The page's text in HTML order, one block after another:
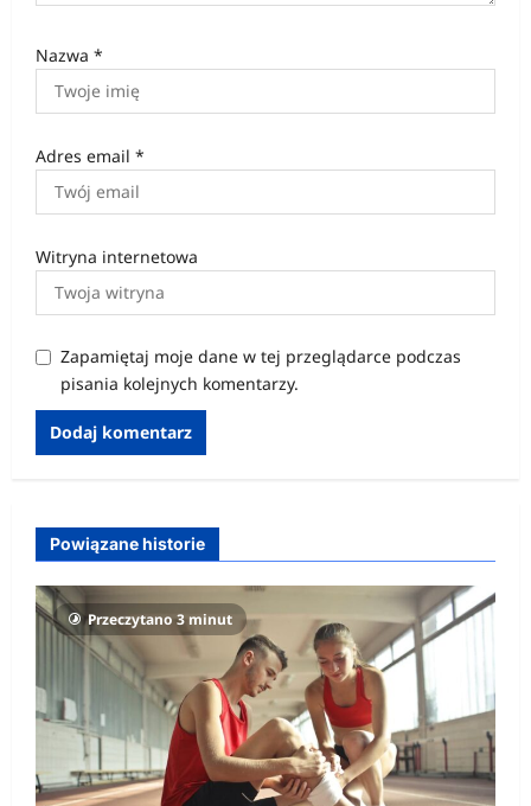
Nazwa *
Adres email *
Witryna internetowa
Zapamiętaj moje dane w tej przeglądarce podczas
pisania kolejnych komentarzy.
Powiązane historie
Przeczytano 3 minut